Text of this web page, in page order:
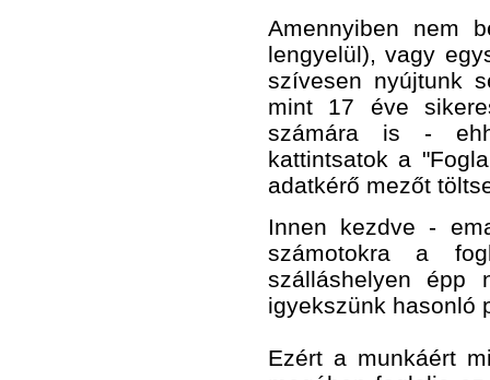
Amennyiben nem
lengyelül), vagy
szívesen nyújtunk
mint 17 éve
számára is -
kattintsatok a
adatkérő mezőt
Innen kezdve -
számotokra a
szálláshelyen épp
igyekszünk hasonló
Ezért a munkáért